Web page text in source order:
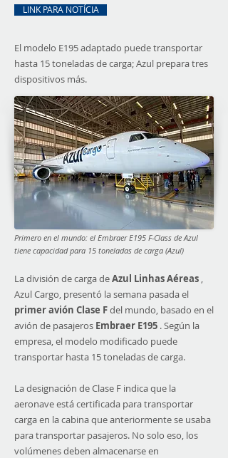
LINK PARA NOTÍCIA
El modelo E195 adaptado puede transportar
hasta 15 toneladas de carga; Azul prepara tres
dispositivos más.
Primero en el mundo: el Embraer E195 F-Class de Azul
tiene capacidad para 15 toneladas de carga (Azul)
La división de carga deAzul Linhas Aéreas ,
Azul Cargo, presentó la semana pasada el
primer avión Clase Fdel mundo, basado en el
avión de pasajeros Embraer E195 . Según la
empresa, el modelo modificado puede
transportar hasta 15 toneladas de carga.
La designación de Clase F indica que la
aeronave está certificada para transportar
carga en la cabina que anteriormente se usaba
para transportar pasajeros. No solo eso, los
volúmenes deben almacenarse en